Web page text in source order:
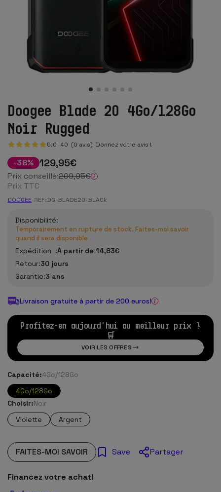
Doogee Blade 20 4Go/128Go
Noir Rugged
5.0 40 (0 avis) Donnez votre avis !
-38% 129,95€
Prix conseillé:209,95€
Prix TTC
DOOGEE-REF:DG-BLADE20-BLACk
Disponibilité:
Temporairement en rupture de stock. Faites-moi savoir
quand il sera disponible
Expédition :À partir de 14,83€
Retour:30 jours
Garantie:3 ans
Livraison gratuite à partir de 200 euros!
Profitez-en aujourd'hui au meilleur prix !
🛒
VOIR LES OFFRES
Capacité:4Go/128Go
4Go/128Go
Choisir:Noir
Violette
Argent
FAITES-MOI SAVOIR Save Partager
Financez votre achat!